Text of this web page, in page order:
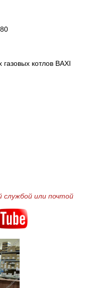
котлов BAXI
службой или почтой